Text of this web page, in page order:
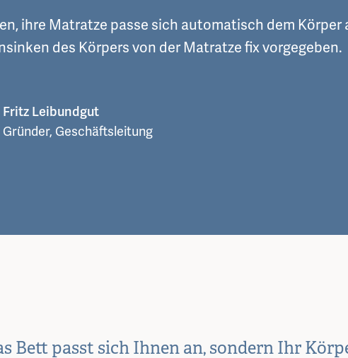
ihre Matratze passe sich automatisch dem Körper
des Körpers von der Matratze fix vorgegeben.
Fritz Leibundgut
Gründer, Geschäftsleitung
Bett passt sich Ihnen an, sondern Ihr